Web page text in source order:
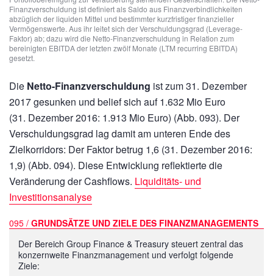
Finanzverschuldung ist definiert als Saldo aus Finanzverbindlichkeiten
abzüglich der liquiden Mittel und bestimmter kurzfristiger finanzieller
Vermögenswerte. Aus ihr leitet sich der Verschuldungsgrad (Leverage-
Faktor) ab; dazu wird die Netto-Finanzverschuldung in Relation zum
bereinigten EBITDA der letzten zwölf Monate (LTM recurring EBITDA)
gesetzt.
Die Netto-Finanzverschuldung ist zum 31. Dezember
2017 gesunken und belief sich auf1.632 Mio Euro
(31. Dezember 2016: 1.913 Mio Euro) (Abb. 093). Der
Verschuldungsgrad lag damit am unteren Ende des
Zielkorridors: Der Faktor betrug 1,6 (31. Dezember 2016:
1,9) (Abb. 094). Diese Entwicklung reflektierte die
Veränderung der Cashflows. Liquiditäts- und
Investitionsanalyse
095 / GRUNDSÄTZE UND ZIELE DES FINANZMANAGEMENTS
Der Bereich Group Finance & Treasury steuert zentral das
konzernweite Finanzmanagement und verfolgt folgende
Ziele: